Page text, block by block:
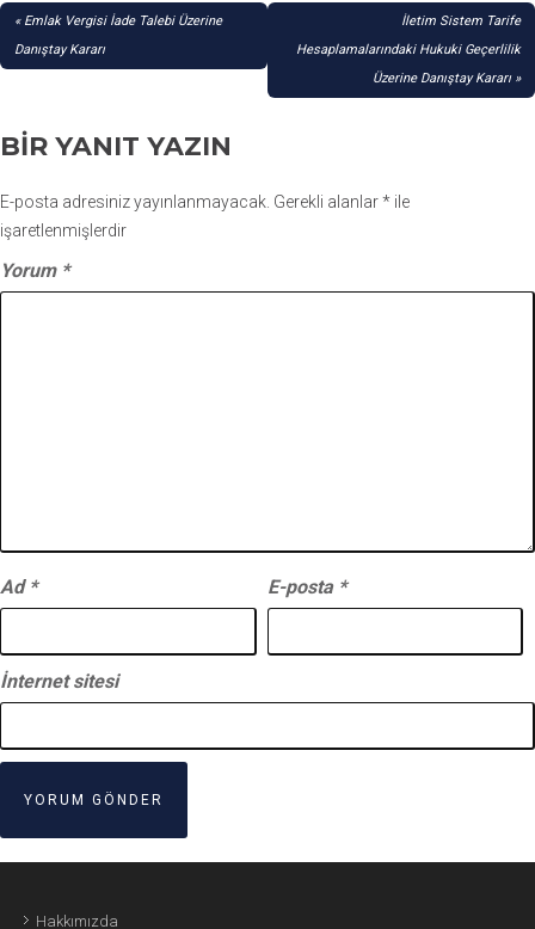
YAZI
GEZINMESI
Emlak Vergisi İade Talebi Üzerine
Danıştay Kararı
İletim Sistem Tarife
Hesaplamalarındaki Hukuki Geçerlilik
Üzerine Danıştay Kararı
BIR YANIT YAZIN
E-posta adresiniz yayınlanmayacak. Gerekli alanlar* ile
işaretlenmişlerdir
Yorum *
Ad * E-posta *
İnternet sitesi
Hakkımızda